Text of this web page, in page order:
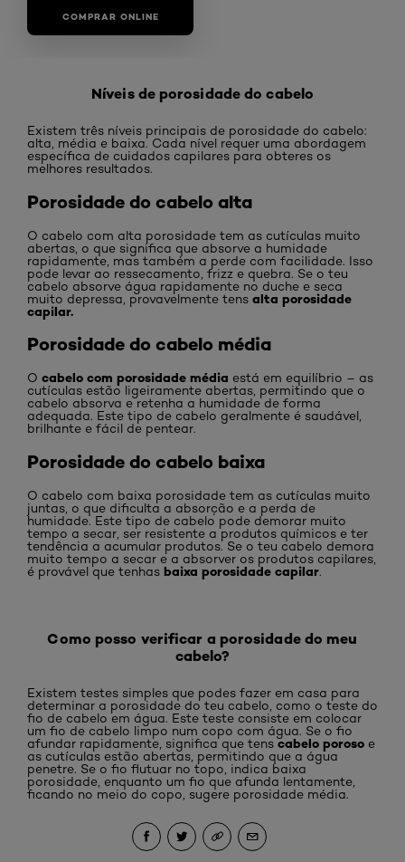
COMPRAR ONLINE
Níveis de porosidade do cabelo
Existem três níveis principais de porosidade do cabelo:
alta, média e baixa. Cada nível requer uma abordagem
específica de cuidados capilares para obteres os
melhores resultados.
Porosidade do cabelo alta
O cabelo com alta porosidade tem as cutículas muito
abertas, o que significa que absorve a humidade
rapidamente, mas também a perde com facilidade. Isso
pode levar ao ressecamento, frizz e quebra. Se o teu
cabelo absorve água rapidamente no duche e seca
muito depressa, provavelmente tens alta porosidade
capilar.
Porosidade do cabelo média
O cabelo com porosidade média está em equilíbrio – as
cutículas estão ligeiramente abertas, permitindo que o
cabelo absorva e retenha a humidade de forma
adequada. Este tipo de cabelo geralmente é saudável,
brilhante e fácil de pentear.
Porosidade do cabelo baixa
O cabelo com baixa porosidade tem as cutículas muito
juntas, o que dificulta a absorção e a perda de
humidade. Este tipo de cabelo pode demorar muito
tempo a secar, ser resistente a produtos químicos e ter
tendência a acumular produtos. Se o teu cabelo demora
muito tempo a secar e a absorver os produtos capilares,
é provável que tenhas baixa porosidade capilar.
Como posso verificar a porosidade do meu
cabelo?
Existem testes simples que podes fazer em casa para
determinar a porosidade do teu cabelo, como o teste do
fio de cabelo em água. Este teste consiste em colocar
um fio de cabelo limpo num copo com água. Se o fio
afundar rapidamente, significa que tens cabelo poroso e
as cutículas estão abertas, permitindo que a água
penetre. Se o fio flutuar no topo, indica baixa
porosidade, enquanto um fio que afunda lentamente,
ficando no meio do copo, sugere porosidade média.